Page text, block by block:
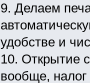
9. Делаем
удобстве и
10. Открытие
вообще,